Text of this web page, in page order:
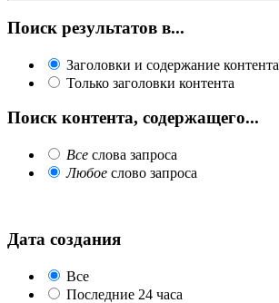
Поиск результатов в...
Заголовки и содержание контента
Только заголовки контента
Поиск контента, содержащего...
Все слова запроса
Любое слово запроса
Дата создания
Все
Последние 24 часа